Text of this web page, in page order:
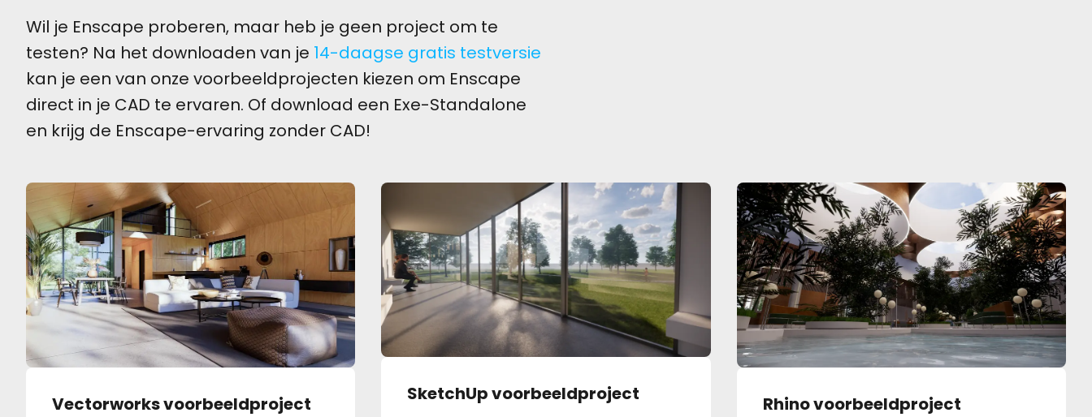
Wil je Enscape proberen, maar heb je geen project om te
testen? Na het downloaden van je 14-daagse gratis testversie
kan je een van onze voorbeeldprojecten kiezen om Enscape
direct in je CAD te ervaren. Of download een Exe-Standalone
en krijg de Enscape-ervaring zonder CAD!
Vectorworks voorbeeldproject SketchUp voorbeeldproject Rhino voorbeeldproject